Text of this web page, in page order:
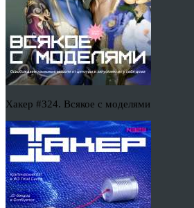
Хакер #324. Всякое с моделями